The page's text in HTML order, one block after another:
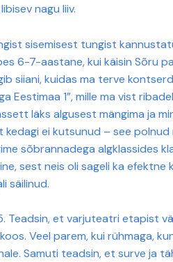
nagu liiv.
sisemisest tungist
6-7-aastane, kui käisin Sõru
siiani, kuidas ma terve
Eestimaa 1”, mille ma vist
läks algusest mängima ja
kedagi ei kutsunud – see
sõbrannadega algklassides
sest neis oli sageli ka
säilinud.
Teadsin, et varjuteatri etapist
Veel parem, kui rühmaga,
Samuti teadsin, et surve ja